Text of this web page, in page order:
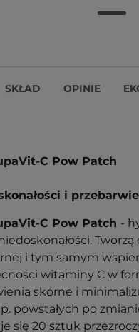
SKŁAD OPINIE
C Pow Patch
i
C Pow Patch -
i tym samym
witaminy C w
skórne i
powstałych po
się 20 sztuk